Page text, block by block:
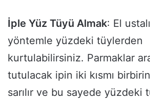
İple Yüz Tüyü Almak: El
yöntemle yüzdeki tüylerden
kurtulabilirsiniz. Parmaklar
tutulacak ipin iki kısmı
sarılır ve bu sayede yüzdeki